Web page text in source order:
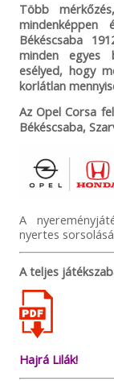
Több
Békéscsaba
minden egyes
esélyed, hogy
korlátlan
Az Opel Corsa
Békéscsaba,
A
nyertes
A teljes
Hajrá Lilák!